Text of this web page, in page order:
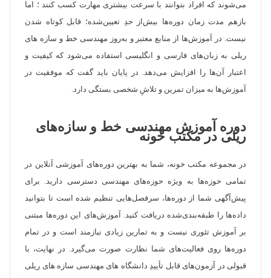
می‌شوند که افراد بتوانند با سرعت بیشتری مهارت کسب کنند ؛ اما
بازهم مدت زمان دوره‌ها بیش‌از حدِ تعیین‌شده؛ قابل کوتاه شدن
نیست. در آموزش‌ها از منابع معتبر و به‌روز مهندسی خط و سازه ‌های
ریلی به زبان‌های فارسی و انگلیسی استفاده می‌شود که کیفیت و
اعتبار آن‌ها را افزایش می‌دهد. در پایان باید گفت که موفقیت در
آموزش‌ها به میزان تمرین و تلاشِ شخصی بستگی دارد.
دوره آموزش مهندسی خط و سازه‌های
ریلی در مکتب خونه
در مجموعه مکتب خونه، شما به بهترین دوره‌های آموزشی آنلاین در
تمامی حوزه‌ها به ویژه حوزه‌های مهندسی دسترسی دارید. برای
پیش‌آگهی شما از دوره‌ها، سرفصل‌هایی تنظیم شده است تا بتوانید
داده‌ها را طبقه‌بندی‌شده دریافت کنید. آموزش‌های این دوره‌ها مبتنی
بر آموزش تئوری نیست و به تمارین زیادی نیازمند است و در تمام
دوره‌ها روی فعالیت‌های شما نظارت صورت می‌گیرد. در نهایت، با
قبولی در آزمون‌های قابل تأییدِ دانشگاه های مهندسی سازه های ریلی